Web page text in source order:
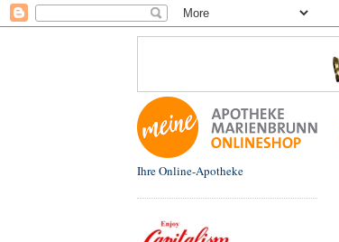
Ihre Online-Apotheke